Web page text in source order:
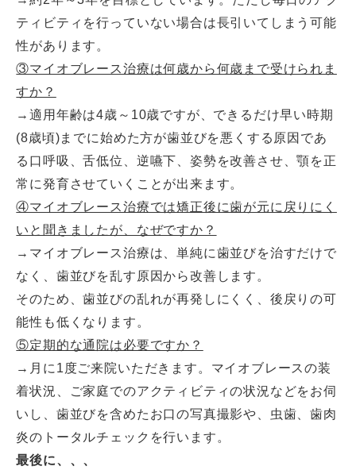
ティビティを行っていない場合は長引いてしまう可能
性があります。
③マイオブレース治療は何歳から何歳まで受けられま
すか？
→適用年齢は4歳～10歳ですが、できるだけ早い時期
(8歳頃)までに始めた方が歯並びを悪くする原因であ
る口呼吸、舌低位、逆嚥下、姿勢を改善させ、顎を正
常に発育させていくことが出来ます。
④マイオブレース治療では矯正後に歯が元に戻りにく
いと聞きましたが、なぜですか？
→マイオブレース治療は、単純に歯並びを治すだけで
なく、歯並びを乱す原因から改善します。
そのため、歯並びの乱れが再発しにくく、後戻りの可
能性も低くなります。
⑤定期的な通院は必要ですか？
→月に1度ご来院いただきます。マイオブレースの装
着状況、ご家庭でのアクティビティの状況などをお伺
いし、歯並びを含めたお口の写真撮影や、虫歯、歯肉
炎のトータルチェックを行います。
最後に、、、